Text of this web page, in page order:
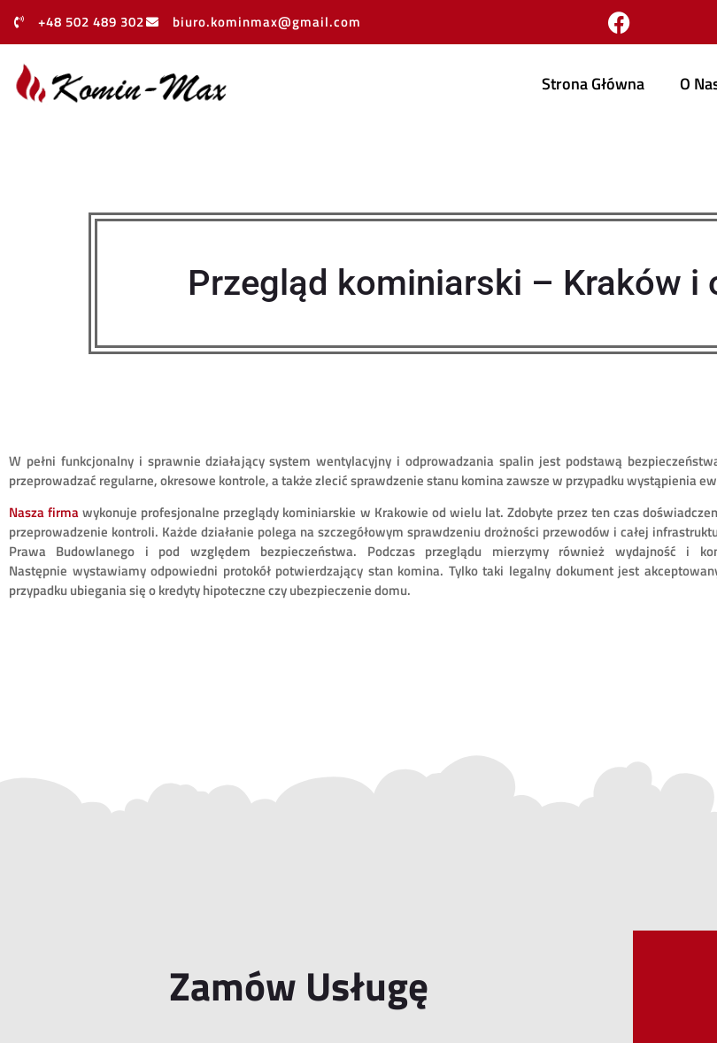
+48 502 489 302 biuro.kominmax@gmail.com
Strona Główna O
Przegląd kominiarski – Kraków i
W pełni funkcjonalny i sprawnie działający system wentylacyjny i odprowadzania spalin jest podstawą
przeprowadzać regularne, okresowe kontrole, a także zlecić sprawdzenie stanu komina zawsze w przypadku wystąpienia
Nasza firmawykonuje profesjonalne przeglądy kominiarskie w Krakowie od wielu lat. Zdobyte przez ten czas
przeprowadzenie kontroli. Każde działanie polega na szczegółowym sprawdzeniu drożności przewodów i całej
Prawa Budowlanego i pod względem bezpieczeństwa. Podczas przeglądu mierzymy również wydajność i
Następnie wystawiamy odpowiedni protokół potwierdzający stan komina. Tylko taki legalny dokument jest
przypadku ubiegania się o kredyty hipoteczne czy ubezpieczenie domu.
Zamów Usługę